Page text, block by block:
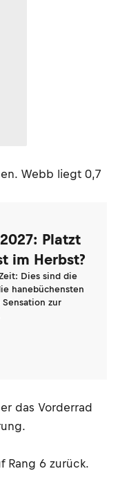
Webb liegt 0,7
Platzt
im Herbst?
Dies sind die
hanebüchensten
zur
das Vorderrad
Rang 6 zurück.